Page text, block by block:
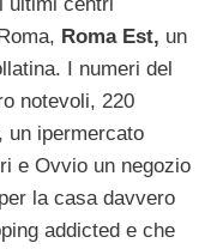
Roma Est, un
I numeri del
notevoli, 220
un ipermercato
e Ovvio un negozio
la casa davvero
addicted e che